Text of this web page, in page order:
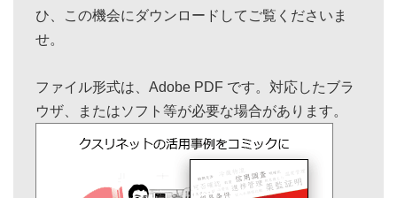
ひ、この機会にダウンロードしてご覧くださいま
せ。
ファイル形式は、Adobe PDF です。対応したブラ
ウザ、またはソフト等が必要な場合があります。